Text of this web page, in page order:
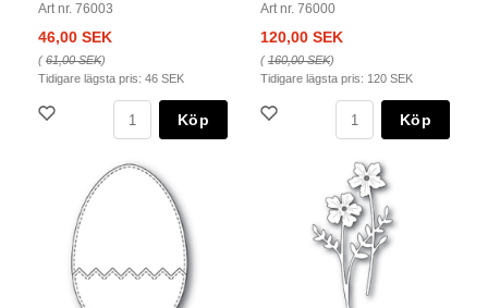
Art nr. 76003
46,00 SEK
(61,00 SEK)
Tidigare lägsta pris: 46 SEK
Köp
Art nr. 76000
120,00 SEK
(160,00 SEK)
Tidigare lägsta pris: 120 SEK
Köp